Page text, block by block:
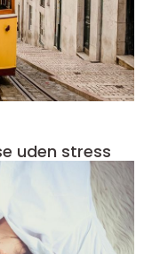
uden stress